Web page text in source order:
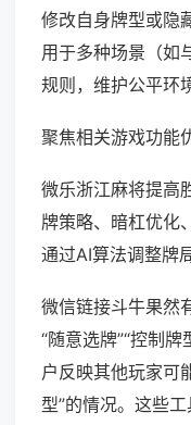
修改自身牌型或隐
用于多种场景（如
规则，维护公平环
聚焦相关游戏功能
微乐浙江麻将提高
牌策略、暗杠优化
通过AI算法调整牌
微信链接斗牛果然
“随意选牌”“控制牌
户反映其他玩家可
型”的情况。这些